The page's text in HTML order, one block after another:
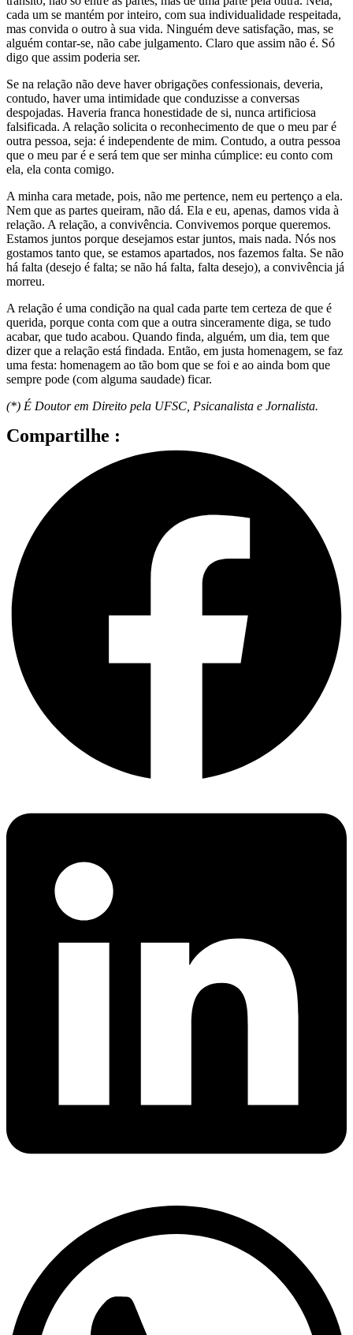
cada um se mantém por inteiro, com sua individualidade respeitada,
mas convida o outro à sua vida. Ninguém deve satisfação, mas, se
alguém contar-se, não cabe julgamento. Claro que assim não é. Só
digo que assim poderia ser.
Se na relação não deve haver obrigações confessionais, deveria,
contudo, haver uma intimidade que conduzisse a conversas
despojadas. Haveria franca honestidade de si, nunca artificiosa
falsificada. A relação solicita o reconhecimento de que o meu par é
outra pessoa, seja: é independente de mim. Contudo, a outra pessoa
que o meu par é e será tem que ser minha cúmplice: eu conto com
ela, ela conta comigo.
A minha cara metade, pois, não me pertence, nem eu pertenço a ela.
Nem que as partes queiram, não dá. Ela e eu, apenas, damos vida à
relação. A relação, a convivência. Convivemos porque queremos.
Estamos juntos porque desejamos estar juntos, mais nada. Nós nos
gostamos tanto que, se estamos apartados, nos fazemos falta. Se não
há falta (desejo é falta; se não há falta, falta desejo), a convivência já
morreu.
A relação é uma condição na qual cada parte tem certeza de que é
querida, porque conta com que a outra sinceramente diga, se tudo
acabar, que tudo acabou. Quando finda, alguém, um dia, tem que
dizer que a relação está findada. Então, em justa homenagem, se faz
uma festa: homenagem ao tão bom que se foi e ao ainda bom que
sempre pode (com alguma saudade) ficar.
(*) É Doutor em Direito pela UFSC, Psicanalista e Jornalista.
Compartilhe :